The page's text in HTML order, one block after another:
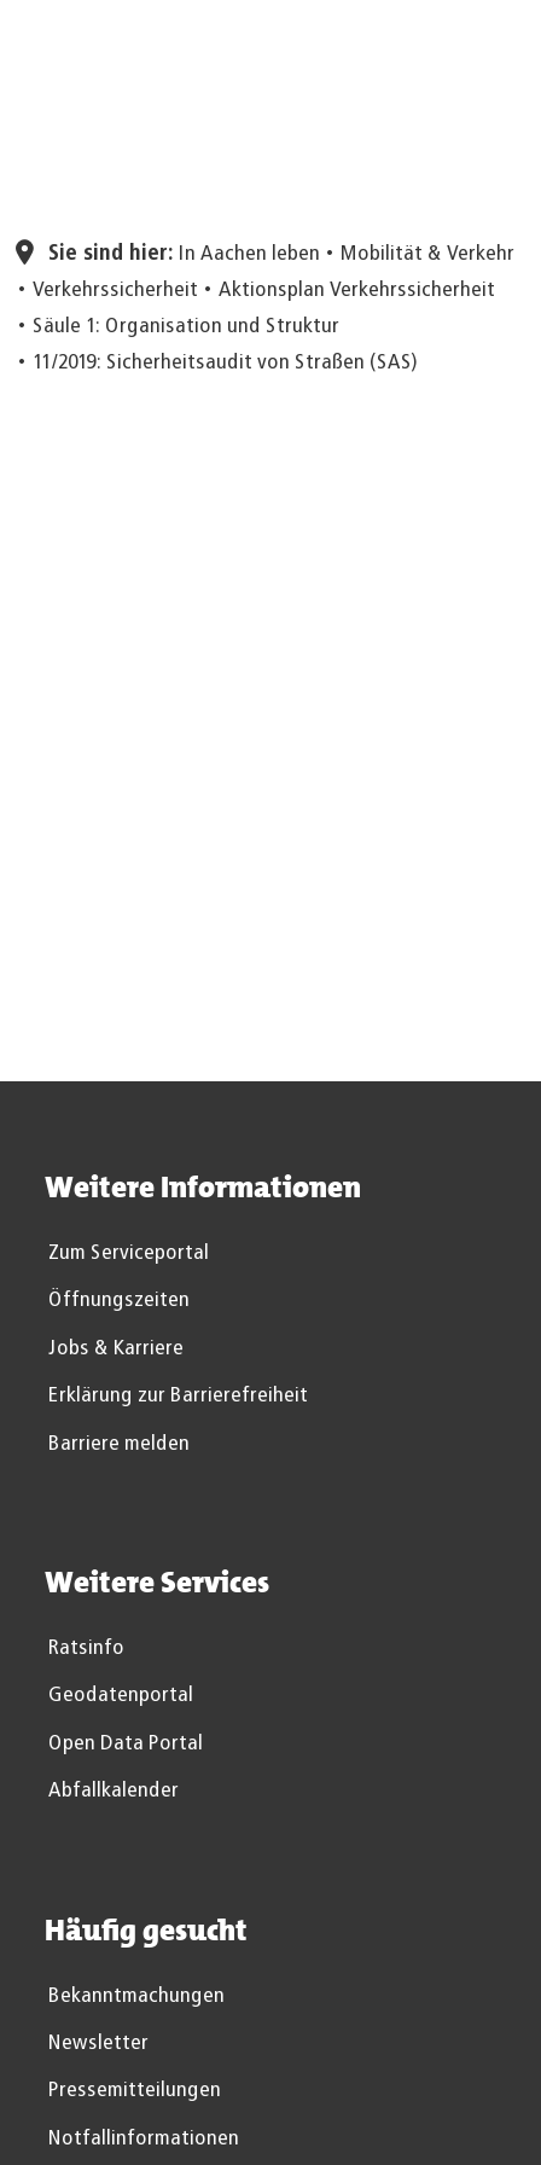
Sie sind hier: In Aachen leben
Mobilität & Verkehr
Verkehrssicherheit
Aktionsplan Verkehrssicherheit
Säule 1: Organisation und Struktur
11/2019: Sicherheitsaudit von Straßen (SAS)
Weitere Informationen
Zum Serviceportal
Öffnungszeiten
Jobs & Karriere
Erklärung zur Barrierefreiheit
Barriere melden
Weitere Services
Ratsinfo
Geodatenportal
Open Data Portal
Abfallkalender
Häufig gesucht
Bekanntmachungen
Newsletter
Pressemitteilungen
Notfallinformationen